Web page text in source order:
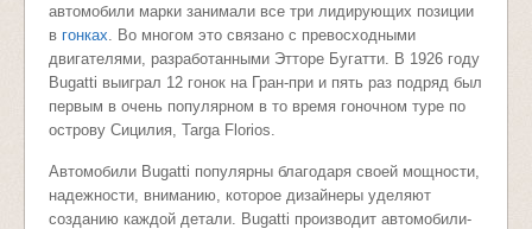
автомобили марки занимали все три лидирующих позиции
в гонках. Во многом это связано с превосходными
двигателями, разработанными Этторе Бугатти. В 1926 году
Bugatti выиграл 12 гонок на Гран-при и пять раз подряд был
первым в очень популярном в то время гоночном туре по
острову Сицилия, Targa Florios.
Автомобили Bugatti популярны благодаря своей мощности,
надежности, вниманию, которое дизайнеры уделяют
созданию каждой детали. Bugatti производит автомобили-